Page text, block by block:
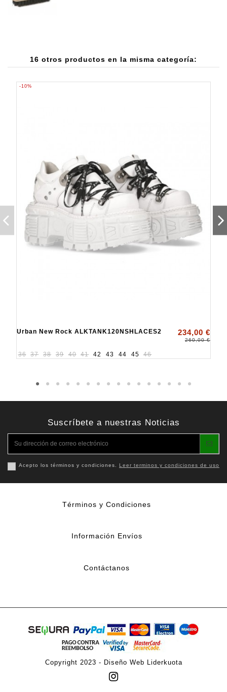
16 otros productos en la misma categoría:
-10%
Urban New Rock ALKTANK120NSHLACES2 234,00 €
260,00 €
36 37 38 39 40 41 42 43 44 45 46
Suscríbete a nuestras Noticias
Acepto los términos y condiciones. Leer terminos y condiciones de uso
Términos y Condiciones
Información Envíos
Contáctanos
Copyright 2023 - Diseño Web Liderkuota